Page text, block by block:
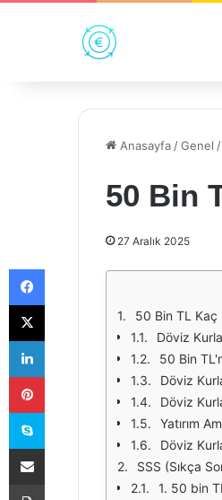
Anasayfa /Genel /
50 Bin
27 Aralık 2025
50 Bin TL Kaç
Döviz
50 Bin
Döviz
Döviz
Yatırım
Döviz
SSS (Sıkça
1. 50 bin
Facebook
X
LinkedIn
Pinterest
Skype
E-Posta ile paylaş